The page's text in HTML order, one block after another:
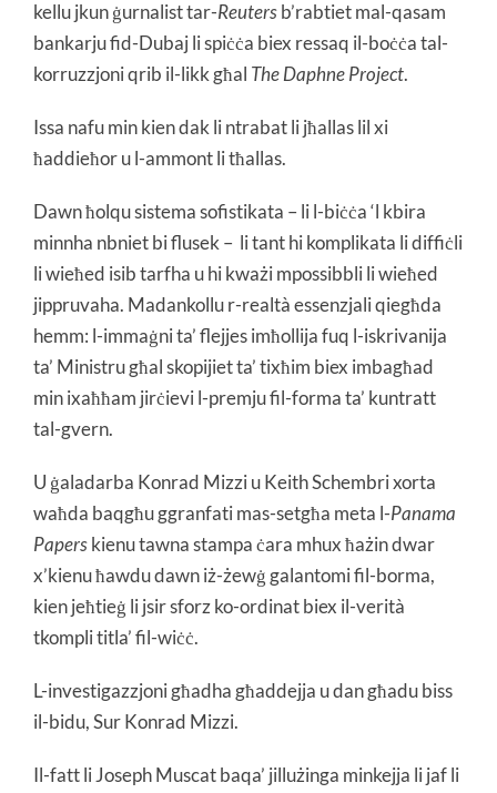
kellu jkun ġurnalist tar-Reutersb’rabtiet mal-qasam
bankarju fid-Dubaj li spiċċa biex ressaq il-boċċa tal-
korruzzjoni qrib il-likk għal The Daphne Project.
Issa nafu min kien dak li ntrabat li jħallas lil xi
ħaddieħor u l-ammont li tħallas.
Dawn ħolqu sistema sofistikata – li l-biċċa ‘l kbira
minnha nbniet bi flusek – li tant hi komplikata li diffiċli
li wieħed isib tarfha u hi kważi mpossibbli li wieħed
jippruvaha. Madankollu r-realtà essenzjali qiegħda
hemm: l-immaġni ta’ flejjes imħollija fuq l-iskrivanija
ta’ Ministru għal skopijiet ta’ tixħim biex imbagħad
min ixaħħam jirċievi l-premju fil-forma ta’ kuntratt
tal-gvern.
U ġaladarba Konrad Mizzi u Keith Schembri xorta
waħda baqgħu ggranfati mas-setgħa meta l-Panama
Paperskienu tawna stampa ċara mhux ħażin dwar
x’kienu ħawdu dawn iż-żewġ galantomi fil-borma,
kien jeħtieġ li jsir sforz ko-ordinat biex il-verità
tkompli titla’ fil-wiċċ.
L-investigazzjoni għadha għaddejja u dan għadu biss
il-bidu, Sur Konrad Mizzi.
Il-fatt li Joseph Muscat baqa’ jillużinga minkejja li jaf li